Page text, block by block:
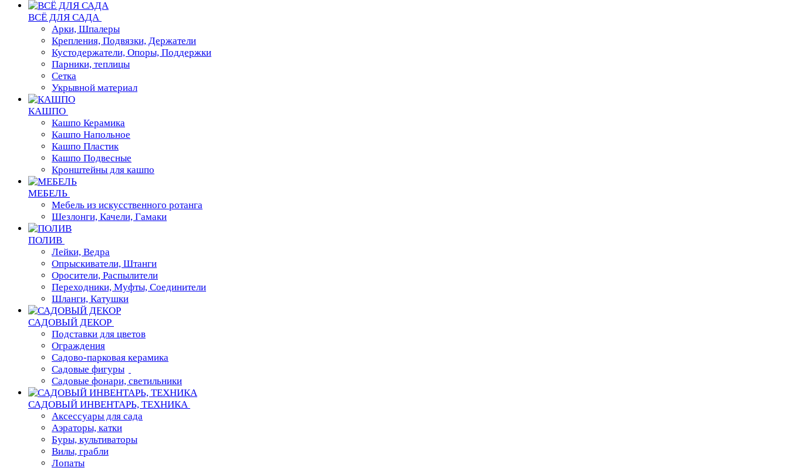
ВСЁ ДЛЯ САДА
Арки, Шпалеры
Крепления, Подвязки, Держатели
Кустодержатели, Опоры, Поддержки
Парники, теплицы
Сетка
Укрывной материал
КАШПО
Кашпо Керамика
Кашпо Напольное
Кашпо Пластик
Кашпо Подвесные
Кронштейны для кашпо
МЕБЕЛЬ
Мебель из искусственного ротанга
Шезлонги, Качели, Гамаки
ПОЛИВ
Лейки, Ведра
Опрыскиватели, Штанги
Оросители, Распылители
Переходники, Муфты, Соединители
Шланги, Катушки
САДОВЫЙ ДЕКОР
Подставки для цветов
Ограждения
Садово-парковая керамика
Садовые фигуры
Садовые фонари, светильники
САДОВЫЙ ИНВЕНТАРЬ, ТЕХНИКА
Аксессуары для сада
Аэраторы, катки
Буры, культиваторы
Вилы, грабли
Лопаты